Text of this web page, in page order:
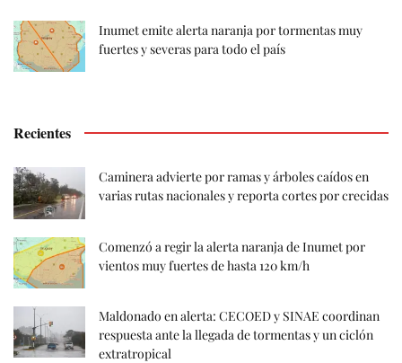
Inumet emite alerta naranja por tormentas muy
fuertes y severas para todo el país
Recientes
Caminera advierte por ramas y árboles caídos en
varias rutas nacionales y reporta cortes por crecidas
Comenzó a regir la alerta naranja de Inumet por
vientos muy fuertes de hasta 120 km/h
Maldonado en alerta: CECOED y SINAE coordinan
respuesta ante la llegada de tormentas y un ciclón
extratropical